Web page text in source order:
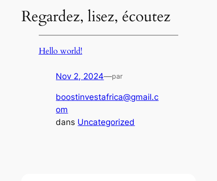
Regardez, lisez, écoutez
Hello world!
Nov 2, 2024—par
boostinvestafrica@gmail.c
om
dans Uncategorized